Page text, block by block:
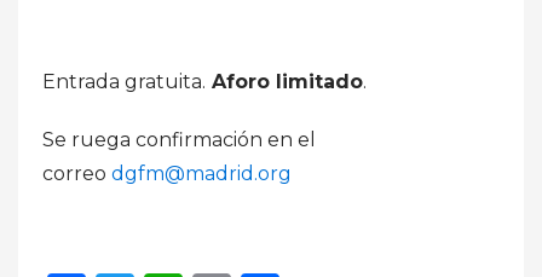
Entrada gratuita. Aforo limitado.
Se ruega confirmación en el
correo dgfm@madrid.org